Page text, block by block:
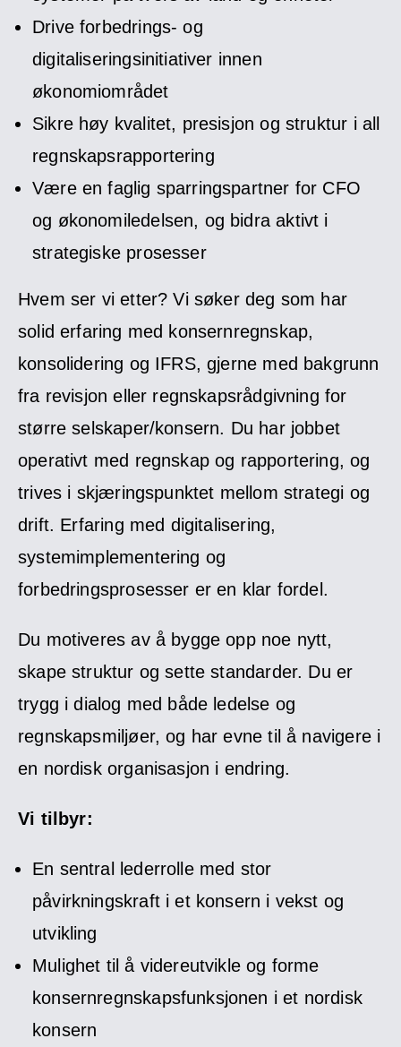
Drive forbedrings- og
digitaliseringsinitiativer innen
økonomiområdet
Sikre høy kvalitet, presisjon og struktur i all
regnskapsrapportering
Være en faglig sparringspartner for CFO
og økonomiledelsen, og bidra aktivt i
strategiske prosesser
Hvem ser vi etter? Vi søker deg som har
solid erfaring med konsernregnskap,
konsolidering og IFRS, gjerne med bakgrunn
fra revisjon eller regnskapsrådgivning for
større selskaper/konsern. Du har jobbet
operativt med regnskap og rapportering, og
trives i skjæringspunktet mellom strategi og
drift. Erfaring med digitalisering,
systemimplementering og
forbedringsprosesser er en klar fordel.
Du motiveres av å bygge opp noe nytt,
skape struktur og sette standarder. Du er
trygg i dialog med både ledelse og
regnskapsmiljøer, og har evne til å navigere i
en nordisk organisasjon i endring.
Vi tilbyr:
En sentral lederrolle med stor
påvirkningskraft i et konsern i vekst og
utvikling
Mulighet til å videreutvikle og forme
konsernregnskapsfunksjonen i et nordisk
konsern